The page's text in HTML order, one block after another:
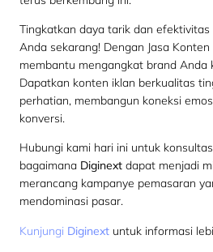
Tingkatkan daya tarik dan
Anda sekarang! Dengan Jasa
membantu mengangkat brand Anda
Dapatkan konten iklan berkualitas
perhatian, membangun koneksi
konversi.
Hubungi kami hari ini untuk
bagaimana Diginext dapat menjadi
merancang kampanye pemasaran
mendominasi pasar.
Kunjungi Diginext untuk informasi